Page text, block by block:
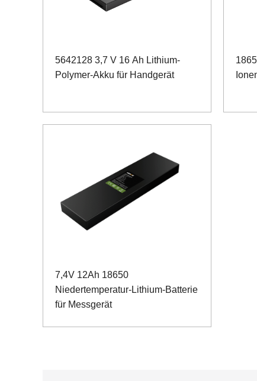
5642128 3,7 V 16 Ah Lithium-
Polymer-Akku für Handgerät
7,4V 12Ah 18650
Niedertemperatur-Lithium-Batterie
für Messgerät